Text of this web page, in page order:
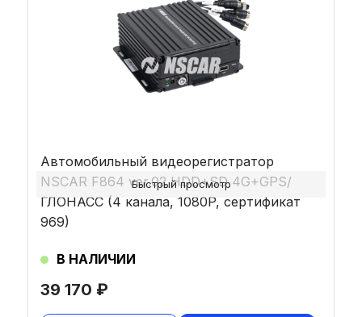
39 170 ₽
Автомобильный видеорегистратор
NSCAR F864 ver.02 HDD+SD 4G+GPS/
ГЛОНАСС (4 канала, 1080P, сертификат
969)
В НАЛИЧИИ
Быстрый просмотр